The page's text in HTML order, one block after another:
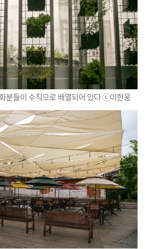
분들이 수직으로 배열되어 있다 ⓒ이한웅